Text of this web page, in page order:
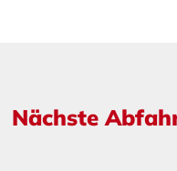
Nächste